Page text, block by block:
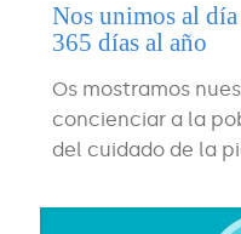
Nos unimos al
365 días al año
Os mostramos
concienciar a la
del cuidado de la